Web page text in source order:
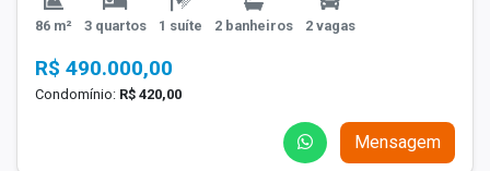
86 m² 3 quartos 1 suíte 2 banheiros 2 vagas
R$ 490.000,00
Condomínio: R$ 420,00
Mensagem